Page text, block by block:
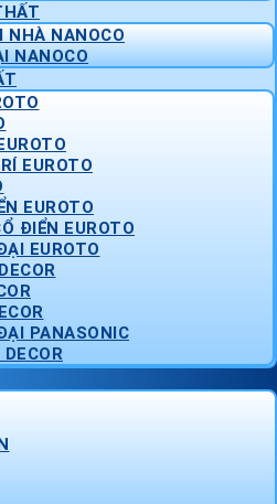
NHÀ NANOCO
NANOCO
EUROTO
EUROTO
ĐIỂN EUROTO
EUROTO
PANASONIC